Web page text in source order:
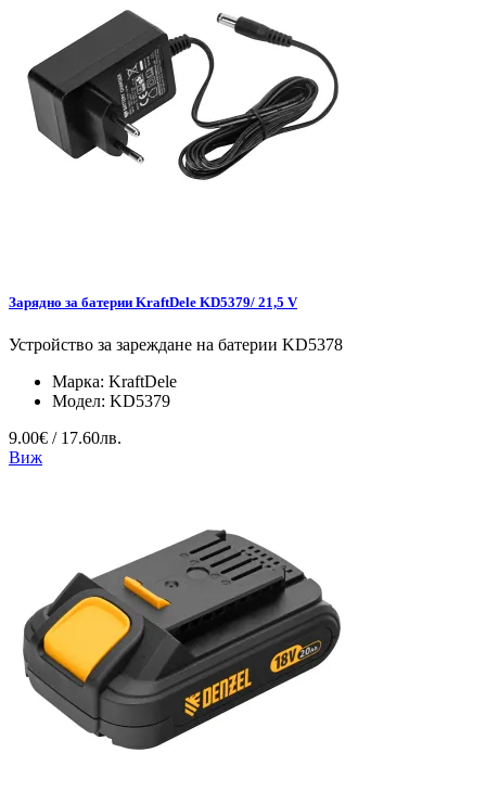
Зарядно за батерии KraftDele KD5379/ 21,5 V
Устройство за зареждане на батерии KD5378
Марка: KraftDele
Модел: KD5379
9.00€ / 17.60лв.
Виж